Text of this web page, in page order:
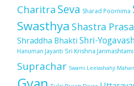
Charitra Seva Sharad Poornima
Swasthya Shastra
Shraddha Bhakti Shri-
Hanuman Jayanti Sri Krishna Janmashtami
Suprachar Swami Leelashahji